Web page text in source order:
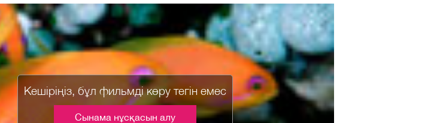
Кешіріңіз, бұл фильмді көру тегін емес
Сынама нұсқасын алу